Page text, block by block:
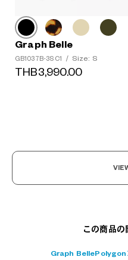
Graph Belle
GB1037B-3S C1 / Size: S
THB3,990.00
この商品の
Graph BellePolygon